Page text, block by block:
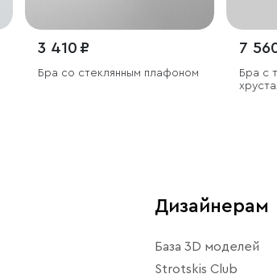
3 410 ₽
Бра со стеклянным плафоном
7
Бра с
Дизайнерам
База 3D моделей
Strotskis Club